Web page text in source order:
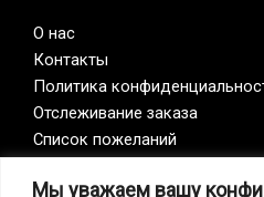
Мы уважаем вашу
О нас
Контакты
Политика
Отслеживание заказа
Список пожеланий